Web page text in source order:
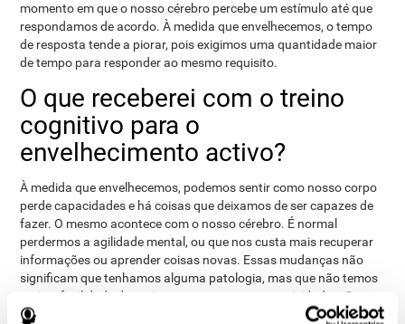
momento em que o nosso cérebro percebe um estímulo até que
respondamos de acordo. À medida que envelhecemos, o tempo
de resposta tende a piorar, pois exigimos uma quantidade maior
de tempo para responder ao mesmo requisito.
O que receberei com o treino
cognitivo para o
envelhecimento activo?
À medida que envelhecemos, podemos sentir como nosso corpo
perde capacidades e há coisas que deixamos de ser capazes de
fazer. O mesmo acontece com o nosso cérebro. É normal
perdermos a agilidade mental, ou que nos custa mais recuperar
informações ou aprender coisas novas. Essas mudanças não
significam que tenhamos alguma patologia, mas que não temos
mais a facilidade de antigamente para certas actividades. Com
isso em mente, a CogniFit desenvolveu um treino que procura